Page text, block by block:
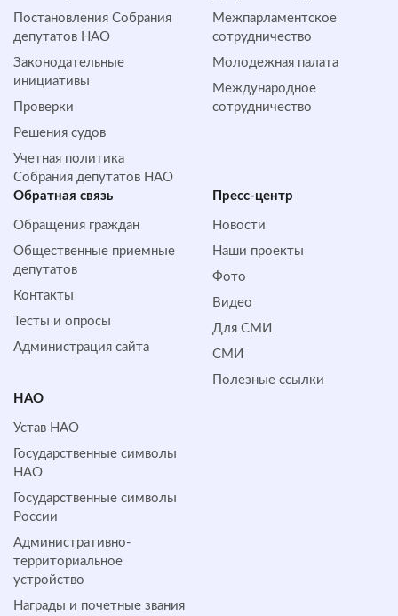
Постановления Собрания
депутатов НАО
Законодательные
инициативы
Проверки
Решения судов
Учетная политика
Собрания депутатов НАО
Межпарламентское
сотрудничество
Молодежная палата
Международное
сотрудничество
Обратная cвязь
Обращения граждан
Общественные приемные
депутатов
Контакты
Тесты и опросы
Администрация сайта
Пресс-центр
Новости
Наши проекты
Фото
Видео
Для СМИ
СМИ
Полезные ссылки
НАО
Устав НАО
Государственные символы
НАО
Государственные символы
России
Административно-
территориальное
устройство
Награды и почетные звания